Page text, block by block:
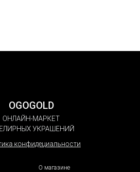
OGOGOLD
ОНЛАЙН-МАРКЕТ
УКРАШЕНИЙ
конфидециальности
О магазине